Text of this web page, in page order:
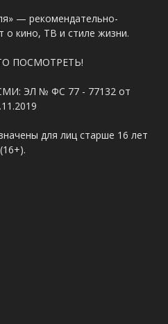
— рекомендательно-
о кино, ТВ и стиле жизни.
ПОСМОТРЕТЬ!
ЭЛ № ФС 77 - 77132 от
для лиц старше 16 лет
(16+).